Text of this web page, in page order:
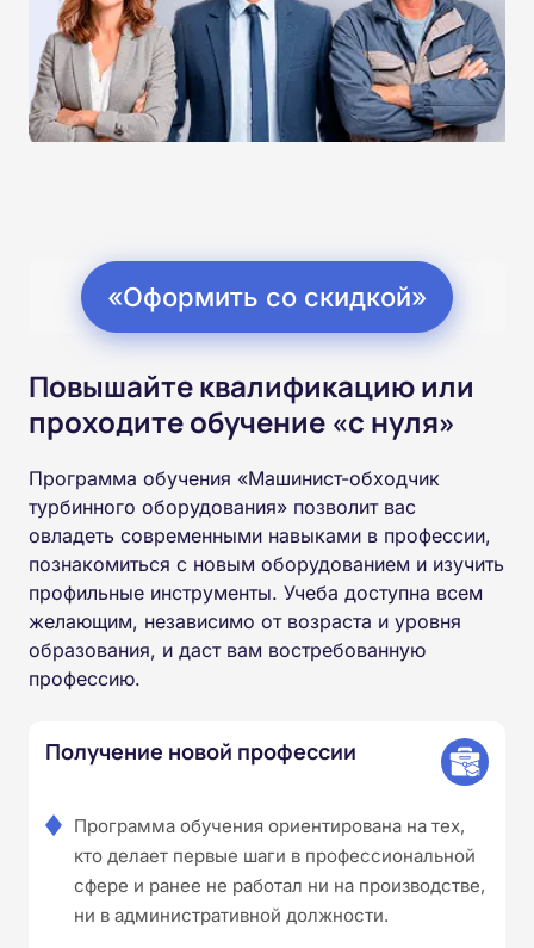
«Оформить со скидкой»
Повышайте квалификацию или
проходите обучение «с нуля»
Программа обучения «Машинист-обходчик
турбинного оборудования» позволит вас
овладеть современными навыками в профессии,
познакомиться с новым оборудованием и изучить
профильные инструменты. Учеба доступна всем
желающим, независимо от возраста и уровня
образования, и даст вам востребованную
профессию.
Получение новой профессии
Программа обучения ориентирована на тех,
кто делает первые шаги в профессиональной
сфере и ранее не работал ни на производстве,
ни в административной должности.